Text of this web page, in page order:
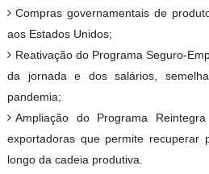
Compras governamentais de
aos Estados Unidos;
Reativação do Programa Seguro-
da jornada e dos salários,
pandemia;
Ampliação do Programa
exportadoras que permite recuperar
longo da cadeia produtiva.